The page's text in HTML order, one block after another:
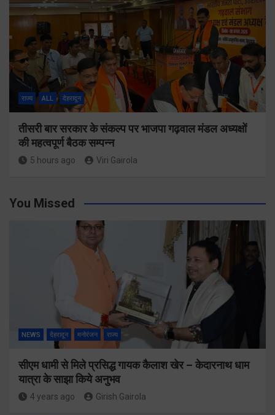
राज्य ALL देहरादून
तीसरी बार सरकार के संकल्प पर भाजपा गढ़वाल मंडल अध्यक्षों
की महत्वपूर्ण बैठक सम्पन्न
5 hours ago Viri Gairola
You Missed
NEWS देहरादून मनोरंजन राज्य
सीएम धामी से मिले प्रसिद्ध गायक कैलाश खेर – केदारनाथ धाम
यात्रा के साझा किये अनुभव
4 years ago Girish Gairola